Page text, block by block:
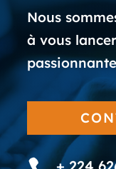
Nous
à vous